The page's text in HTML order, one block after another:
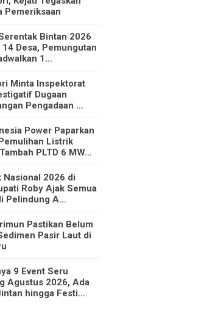
Pemeriksaan
Bintan 2026
Desa, Pemungutan
1…
Minta Inspektorat
Dugaan
Pengadaan …
Power Paparkan
Listrik
PLTD 6 MW…
Nasional 2026 di
Roby Ajak Semua
Pelindung A…
Pastikan Belum
Pasir Laut di
9 Event Seru
Agustus 2026, Ada
hingga Festi…